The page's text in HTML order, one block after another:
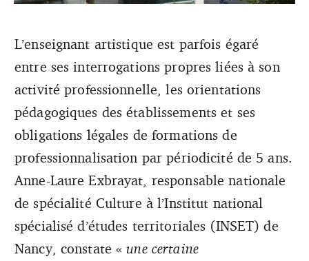
La formation est une obligation légale pour un
fonctionnaire. Qu’en est-il pour les enseignants artistiques
?
L’enseignant artistique est parfois égaré
entre ses interrogations propres liées à son
activité professionnelle, les orientations
pédagogiques des établissements et ses
obligations légales de formations de
professionnalisation par périodicité de 5 ans.
Anne-Laure Exbrayat, responsable nationale
de spécialité Culture à l’Institut national
spécialisé d’études territoriales (INSET) de
Nancy, constate «une certaine